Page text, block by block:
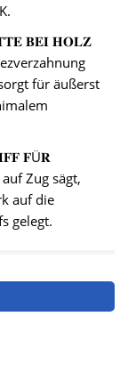
𝐁𝐄𝐈 𝐇𝐎𝐋𝐙
für äußerst
𝐅Ü𝐑
Zug sägt,
auf die
gelegt.